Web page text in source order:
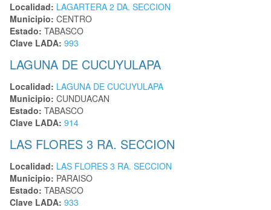
Localidad: LAGARTERA 2 DA. SECCION
Municipio: CENTRO
Estado: TABASCO
Clave LADA: 993
LAGUNA DE CUCUYULAPA
Localidad: LAGUNA DE CUCUYULAPA
Municipio: CUNDUACAN
Estado: TABASCO
Clave LADA: 914
LAS FLORES 3 RA. SECCION
Localidad: LAS FLORES 3 RA. SECCION
Municipio: PARAISO
Estado: TABASCO
Clave LADA: 933